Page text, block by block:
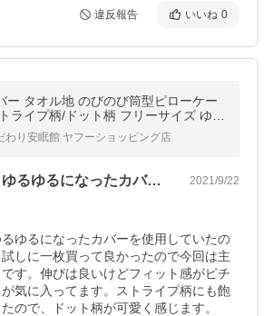
違反報告 いいね 0
ー タオル地 のびのび筒型ピローケー
ライプ柄/ドット柄 フリーサイズ ゆう
便
わり安眠館 ヤフーショッピング店
洗濯し過ぎて、ゆるゆるになったカバーを… 2021/9/22
ゆるになったカバーを使用していたの
しに一枚買って良かったので今回は主
す。伸びは良いけどフィット感がピチ
気に入ってます。ストライプ柄にも飽
ので、ドット柄が可愛く感じます。